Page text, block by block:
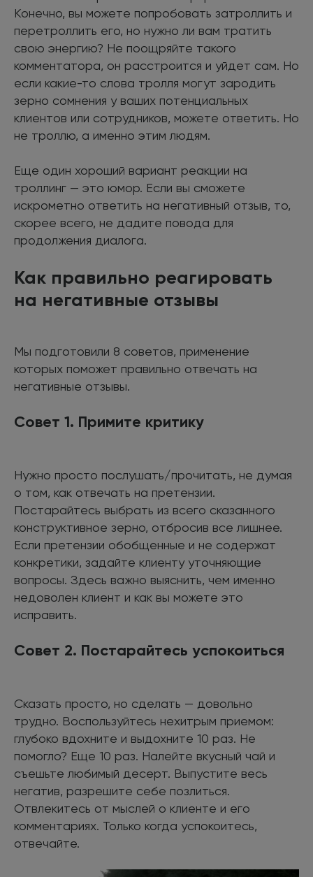
Конечно, вы можете попробовать затроллить и
перетроллить его, но нужно ли вам тратить
свою энергию? Не поощряйте такого
комментатора, он расстроится и уйдет сам. Но
если какие-то слова тролля могут зародить
зерно сомнения у ваших потенциальных
клиентов или сотрудников, можете ответить. Но
не троллю, а именно этим людям.
Еще один хороший вариант реакции на
троллинг — это юмор. Если вы сможете
искрометно ответить на негативный отзыв, то,
скорее всего, не дадите повода для
продолжения диалога.
Как правильно реагировать
на негативные отзывы
Мы подготовили 8 советов, применение
которых поможет правильно отвечать на
негативные отзывы.
Совет 1. Примите критику
Нужно просто послушать/прочитать, не думая
о том, как отвечать на претензии.
Постарайтесь выбрать из всего сказанного
конструктивное зерно, отбросив все лишнее.
Если претензии обобщенные и не содержат
конкретики, задайте клиенту уточняющие
вопросы. Здесь важно выяснить, чем именно
недоволен клиент и как вы можете это
исправить.
Совет 2. Постарайтесь успокоиться
Сказать просто, но сделать — довольно
трудно. Воспользуйтесь нехитрым приемом:
глубоко вдохните и выдохните 10 раз. Не
помогло? Еще 10 раз. Налейте вкусный чай и
съешьте любимый десерт. Выпустите весь
негатив, разрешите себе позлиться.
Отвлекитесь от мыслей о клиенте и его
комментариях. Только когда успокоитесь,
отвечайте.